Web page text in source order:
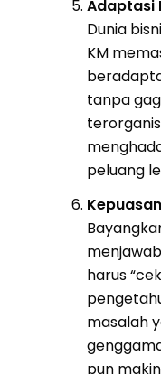
Adaptasi
Dunia
KM
tanpa
peluang
harus
masalah
pun